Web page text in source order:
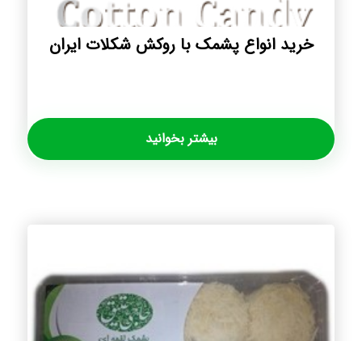
خرید انواع پشمک با روکش شکلات ایران
بیشتر بخوانید